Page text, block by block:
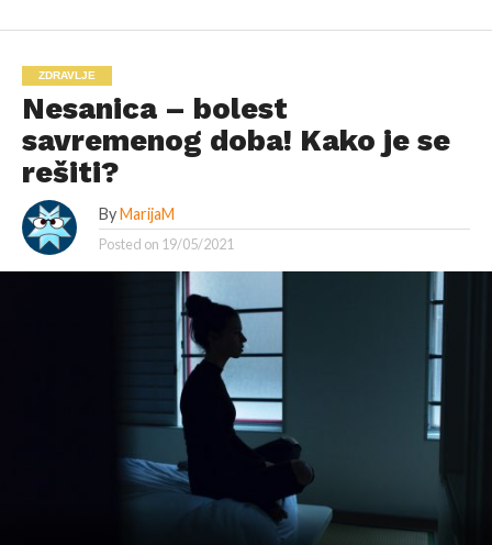
ZDRAVLJE
Nesanica – bolest
savremenog doba! Kako je se
rešiti?
By MarijaM
Posted on 19/05/2021